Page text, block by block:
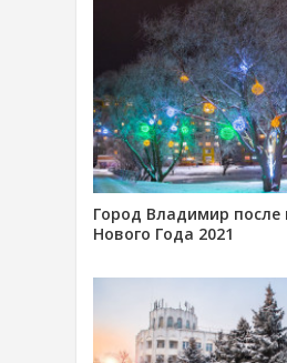
Город Владимир после
Нового Года 2021